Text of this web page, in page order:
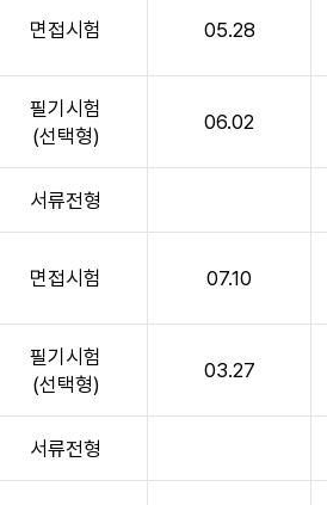
면접시험 05.28
필기시험
(선택형)
06.02
서류전형
면접시험 07.10
필기시험
(선택형)
03.27
서류전형